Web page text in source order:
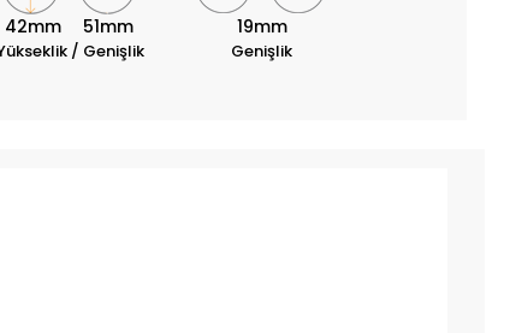
42mm 51mm
/ Genişlik
19mm
Genişlik